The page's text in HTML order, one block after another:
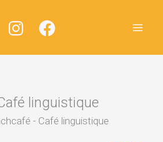
linguistique
- Café linguistique